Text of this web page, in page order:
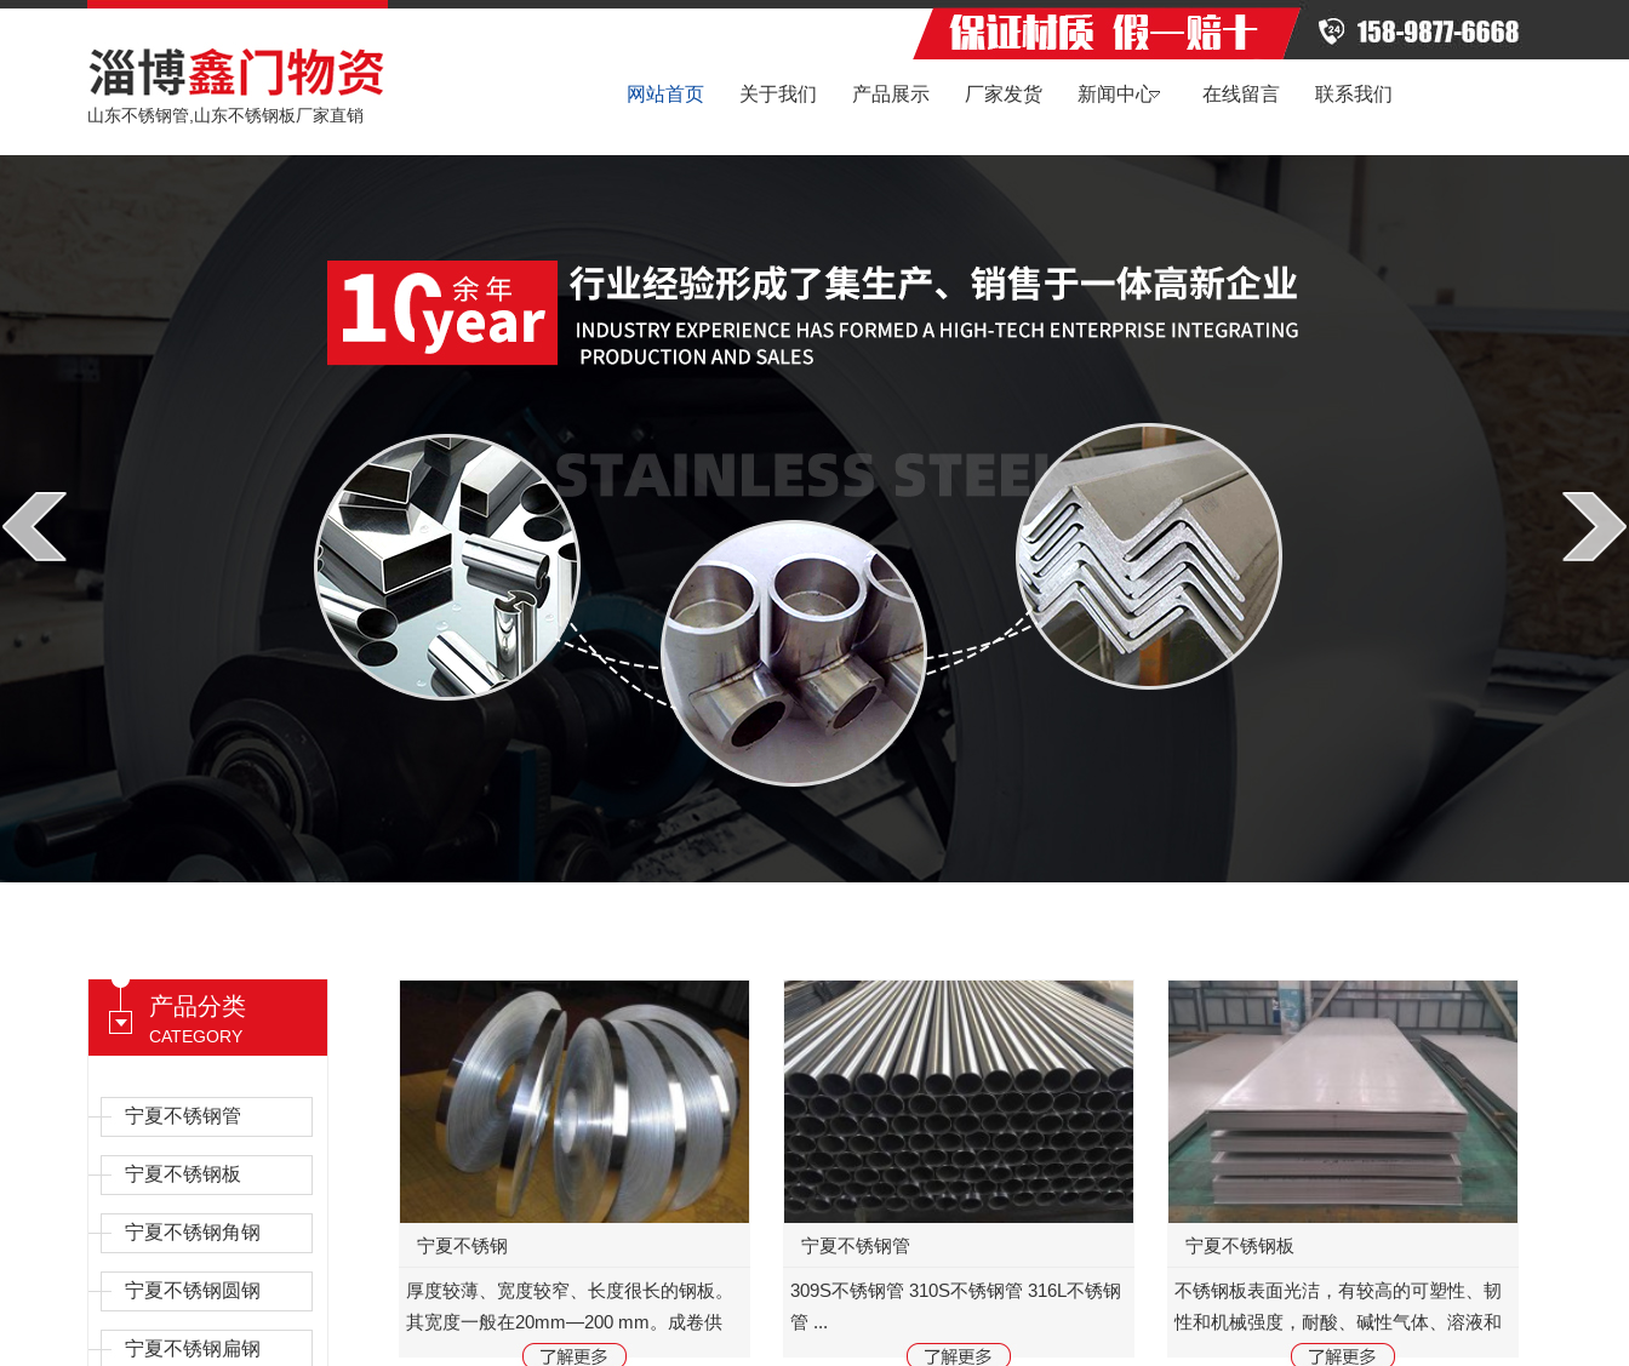
山东不锈钢管,山东不锈钢板厂家直销
网站首页 关于我们 产品展示 厂家发货 新闻中心 在线留言 联系我们
产品分类
CATEGORY
宁夏不锈钢管
宁夏不锈钢板
宁夏不锈钢角钢
宁夏不锈钢圆钢
宁夏不锈钢扁钢
宁夏不锈钢
厚度较薄、宽度较窄、长度很长的钢板。
其宽度一般在20mm—200 mm。成卷供
应，其规格以厚度×宽度表示。按钢的品
宁夏不锈钢管
309S不锈钢管 310S不锈钢管 316L不锈钢
管 ...
宁夏不锈钢板
不锈钢板表面光洁，有较高的可塑性、韧
性和机械强度，耐酸、碱性气体、溶液和
其他介质的腐蚀。它是一种不容易生锈的